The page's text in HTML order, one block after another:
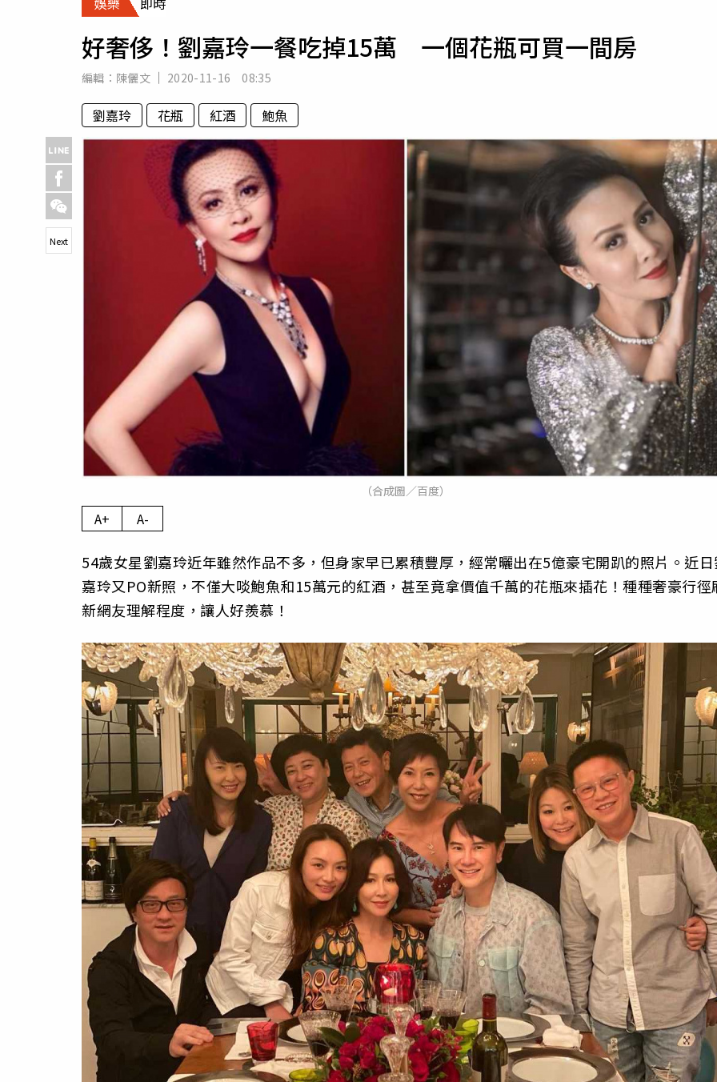
專欄
房產新勢力
運勢
好奢侈！劉嘉玲一餐吃掉15萬 一個花瓶可買一間房
編輯： 陳儷文 2020-11-16 08:35
劉嘉玲 花瓶 紅酒 鮑魚
（合成圖／百度）
Next
A+ A-
54歲女星劉嘉玲近年雖然作品不多，但身家早已累積豐厚，經常曬出在5億豪宅開趴的照片。近
嘉玲又PO新照，不僅大啖鮑魚和15萬元的紅酒，甚至竟拿價值千萬的花瓶來插花！種種奢豪行徑
新網友理解程度，讓人好羨慕！